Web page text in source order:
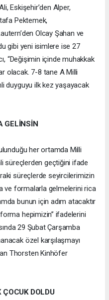
Eskişehir’den Alper,
Pektemek,
Olcay Şahan ve
gibi yeni isimlere ise 27
“Değişimin içinde muhakkak
olacak. 7-8 tane A Milli
duyguyu ilk kez yaşayacak
GELİNSİN
her ortamda Milli
süreçlerden geçtiğini ifade
süreçlerde seyircilerimizin
ve formalarla gelmelerini rica
bunun için adım atacaktır
hepimizin’’ ifadelerini
29 Şubat Çarşamba
özel karşılaşmayı
Thorsten Kinhöfer
DOLDU